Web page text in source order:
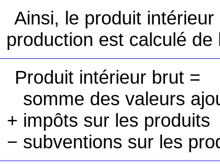
Ainsi, le produit
production est calculé
Produit intérieur brut =
somme des valeurs
+ impôts sur les produits
− subventions sur les